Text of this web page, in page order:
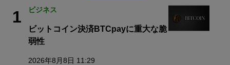
1 ビジネス
ビットコイン決済BTCpayに重大な脆
弱性
2026年8月8日 11:29